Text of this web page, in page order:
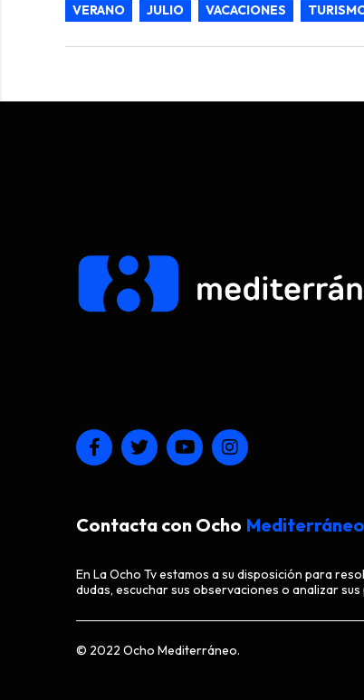
VERANO JULIO VACACIONES
Contacta con Ocho Mediterráneo
En La Ocho Tv estamos a su disposición para
dudas, escuchar sus observaciones o analizar
© 2022 Ocho Mediterráneo.